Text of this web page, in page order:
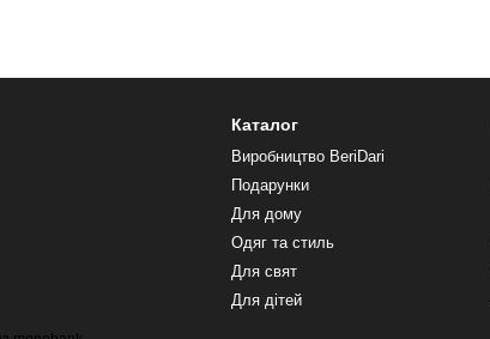
Каталог
Виробництво BeriDari
Подарунки
Для дому
Одяг та стиль
Для свят
Для дітей